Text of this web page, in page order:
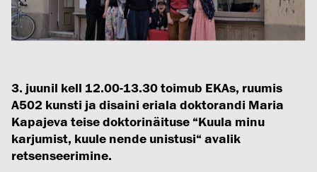
3. juunil kell 12.00-13.30 toimub EKAs, ruumis
A502 kunsti ja disaini eriala doktorandi Maria
Kapajeva teise doktorinäituse “Kuula minu
karjumist, kuule nende unistusi“ avalik
retsenseerimine.